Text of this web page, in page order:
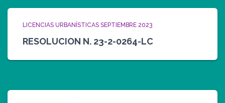
LICENCIAS URBANÍSTICAS SEPTIEMBRE 2023
RESOLUCION N. 23-2-0264-LC